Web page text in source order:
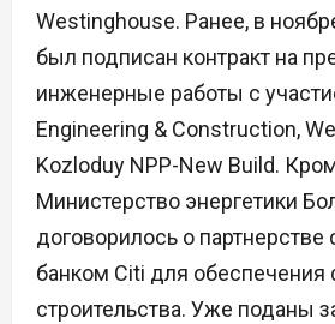
Westinghouse. Ранее, в
был подписан контракт на
инженерные работы с
Engineering & Construction,
Kozloduy NPP-New Build.
Министерство энергетики
договорилось о
банком Citi для обеспечения
строительства. Уже поданы